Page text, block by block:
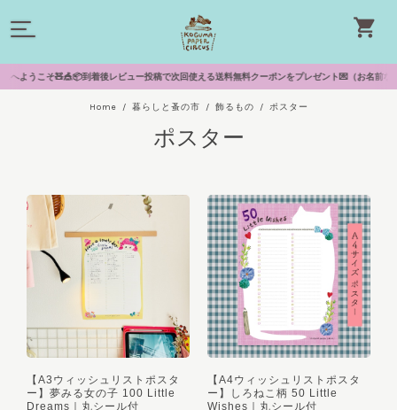
ようこそ🧸🎪📦到着後レビュー投稿で次回使える送料無料クーポンをプレゼント💌（お名前な
Home 暮らしと蚤の市 飾るもの ポスター
ポスター
【A3ウィッシュリストポスタ
ー】夢みる女の子 100 Little
Dreams｜丸シール付
【A4ウィッシュリストポスタ
ー】しろねこ柄 50 Little
Wishes｜丸シール付